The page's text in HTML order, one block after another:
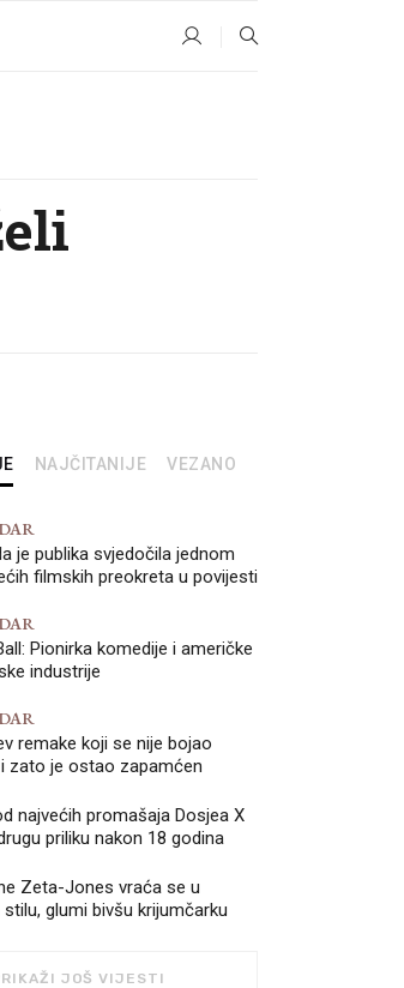
NAJČITANIJE VEZANO
je publika svjedočila jednom
filmskih preokreta u povijesti
Pionirka komedije i američke
industrije
remake koji se nije bojao
zato je ostao zapamćen
najvećih promašaja Dosjea X
priliku nakon 18 godina
Zeta-Jones vraća se u
glumi bivšu krijumčarku
JOŠ VIJESTI